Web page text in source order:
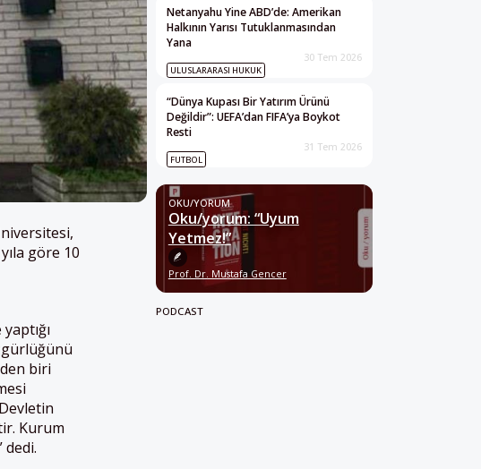
göre 10
biri
Kurum
dedi.
Netanyahu Yine ABD’de: Amerikan
Halkının Yarısı Tutuklanmasından
Yana
ULUSLARARASI HUKUK
30 Tem 2026
“Dünya Kupası Bir Yatırım Ürünü
Değildir”: UEFA’dan FIFA’ya Boykot
Resti
FUTBOL
31 Tem 2026
OKU/YORUM
Oku/yorum: “Uyum
Yetmez!”
Prof. Dr. Mustafa Gencer
PODCAST